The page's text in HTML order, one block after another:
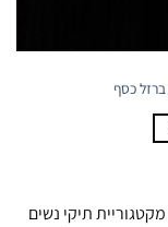
ברזל כסף
תיקי נשים